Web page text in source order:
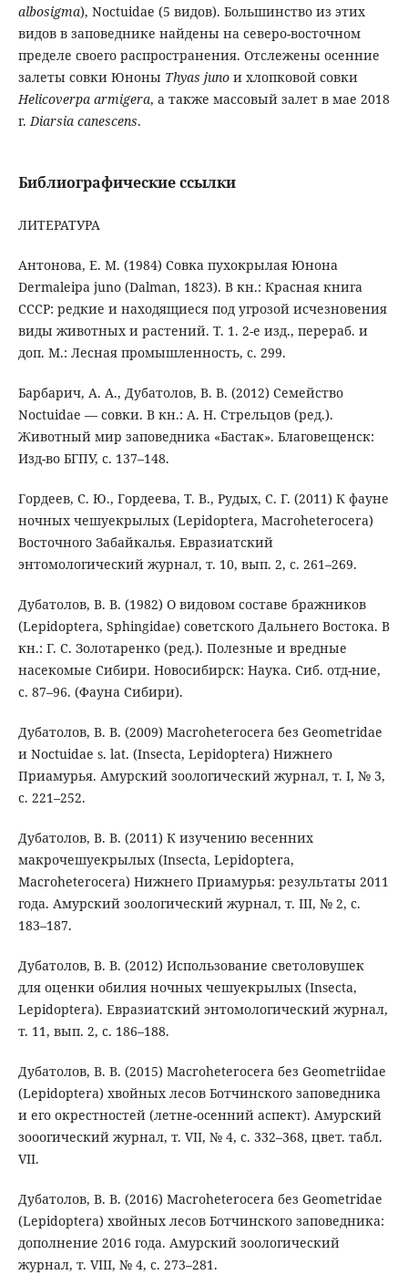
albosigma), Noctuidae (5 видов). Большинство из этих
видов в заповеднике найдены на северо-восточном
пределе своего распространения. Отслежены осенние
залеты совки Юноны Thyas juno и хлопковой совки
Helicoverpa armigera, а также массовый залет в мае 2018
г.Diarsia canescens.
Библиографические ссылки
ЛИТЕРАТУРА
Антонова, Е. М. (1984) Совка пухокрылая Юнона
Dermaleipa juno (Dalman, 1823). В кн.: Красная книга
СССР: редкие и находящиеся под угрозой исчезновения
виды животных и растений. Т. 1. 2-е изд., перераб. и
доп. М.: Лесная промышленность, с. 299.
Барбарич, А. А., Дубатолов, В. В. (2012) Семейство
Noctuidae — совки. В кн.: А. Н. Стрельцов (ред.).
Животный мир заповедника «Бастак». Благовещенск:
Изд-во БГПУ, с. 137–148.
Гордеев, С. Ю., Гордеева, Т. В., Рудых, С. Г. (2011) К фауне
ночных чешуекрылых (Lepidoptera, Macroheterocera)
Восточного Забайкалья. Евразиатский
энтомологический журнал, т. 10, вып. 2, с. 261–269.
Дубатолов, В. В. (1982) О видовом составе бражников
(Lepidoptera, Sphingidae) советского Дальнего Востока. В
кн.: Г. С. Золотаренко (ред.). Полезные и вредные
насекомые Сибири. Новосибирск: Наука. Сиб. отд-ние,
с. 87–96. (Фауна Сибири).
Дубатолов, В. В. (2009) Macroheterocera без Geometridae
и Noctuidae s. lat. (Insecta, Lepidoptera) Нижнего
Приамурья. Амурский зоологический журнал, т. I, № 3,
с. 221–252.
Дубатолов, В. В. (2011) К изучению весенних
макрочешуекрылых (Insecta, Lepidoptera,
Macroheterocera) Нижнего Приамурья: результаты 2011
года. Амурский зоологический журнал, т. III, № 2, с.
183–187.
Дубатолов, В. В. (2012) Использование светоловушек
для оценки обилия ночных чешуекрылых (Insecta,
Lepidoptera). Евразиатский энтомологический журнал,
т. 11, вып. 2, с. 186–188.
Дубатолов, В. В. (2015) Macroheterocera без Geometriidae
(Lepidoptera) хвойных лесов Ботчинского заповедника
и его окрестностей (летне-осенний аспект). Амурский
зооогический журнал, т. VII, № 4, с. 332–368, цвет. табл.
VII.
Дубатолов, В. В. (2016) Macroheterocera без Geometridae
(Lepidoptera) хвойных лесов Ботчинского заповедника:
дополнение 2016 года. Амурский зоологический
журнал, т. VIII, № 4, с. 273–281.